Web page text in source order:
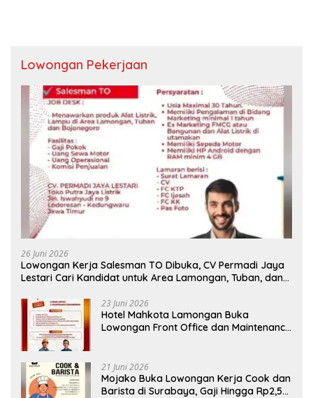
Lowongan Pekerjaan
26 Juni 2026
Lowongan Kerja Salesman TO Dibuka, CV Permadi Jaya
Lestari Cari Kandidat untuk Area Lamongan, Tuban, dan
23 Juni 2026
Hotel Mahkota Lamongan Buka
Lowongan Front Office dan Maintenance
21 Juni 2026
Mojako Buka Lowongan Kerja Cook dan
Barista di Surabaya, Gaji Hingga Rp2,5